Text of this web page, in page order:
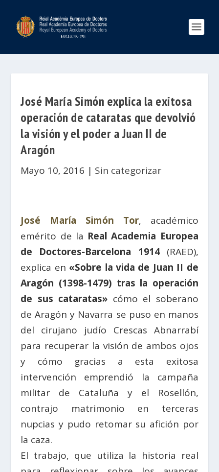
José María Simón explica la exitosa
operación de cataratas que devolvió
la visión y el poder a Juan II de
Aragón
Mayo 10, 2016 | Sin categorizar
José María Simón Tor, académico
emérito de la Real Academia Europea
de Doctores-Barcelona 1914(RAED),
explica en «Sobre la vida de Juan II de
Aragón (1398-1479) tras la operación
de sus cataratas» cómo el soberano
de Aragón y Navarra se puso en manos
del cirujano judío Crescas Abnarrabí
para recuperar la visión de ambos ojos
y cómo gracias a esta exitosa
intervención emprendió la campaña
militar de Cataluña y el Rosellón,
contrajo matrimonio en terceras
nupcias y pudo retomar su afición por
la caza.
El trabajo, que utiliza la historia real